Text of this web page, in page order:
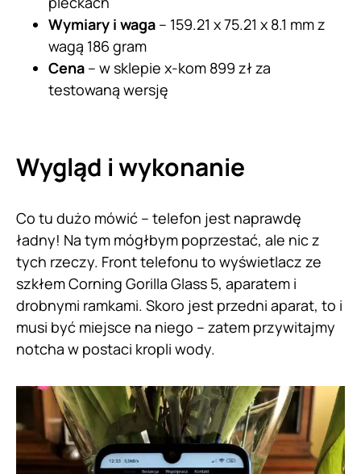
Wymiary i waga – 159.21 x 75.21 x 8.1 mm z
wagą 186 gram
Cena – w sklepie x-kom 899 zł za
testowaną wersję
Wygląd i wykonanie
Co tu dużo mówić – telefon jest naprawdę
ładny! Na tym mógłbym poprzestać, ale nic z
tych rzeczy. Front telefonu to wyświetlacz ze
szkłem Corning Gorilla Glass 5, aparatem i
drobnymi ramkami. Skoro jest przedni aparat, to i
musi być miejsce na niego – zatem przywitajmy
notcha w postaci kropli wody.